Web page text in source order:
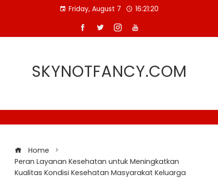
Friday, August 7 16:21:20
SKYNOTFANCY.COM
Home
Peran Layanan Kesehatan untuk Meningkatkan
Kualitas Kondisi Kesehatan Masyarakat Keluarga